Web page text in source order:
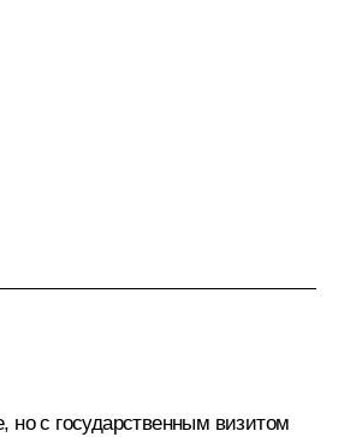
но с государственным визитом